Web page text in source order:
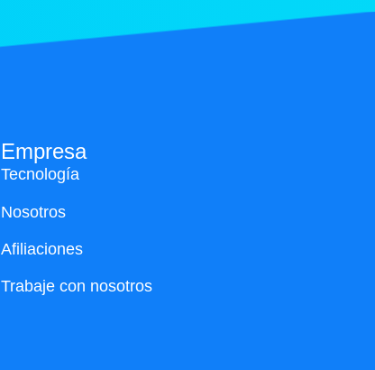
Empresa
Tecnología
Nosotros
Afiliaciones
Trabaje con nosotros